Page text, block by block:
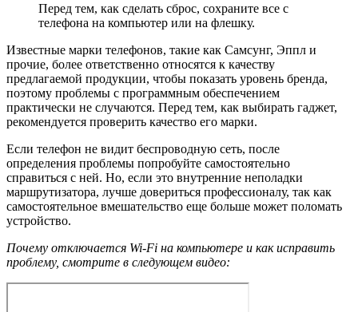
Перед тем, как сделать сброс, сохраните все с
телефона на компьютер или на флешку.
Известные марки телефонов, такие как Самсунг, Эппл и
прочие, более ответственно относятся к качеству
предлагаемой продукции, чтобы показать уровень бренда,
поэтому проблемы с программным обеспечением
практически не случаются. Перед тем, как выбирать гаджет,
рекомендуется проверить качество его марки.
Если телефон не видит беспроводную сеть, после
определения проблемы попробуйте самостоятельно
справиться с ней. Но, если это внутренние неполадки
маршрутизатора, лучше довериться профессионалу, так как
самостоятельное вмешательство еще больше может поломать
устройство.
Почему отключается Wi-Fi на компьютере и как исправить
проблему, смотрите в следующем видео: